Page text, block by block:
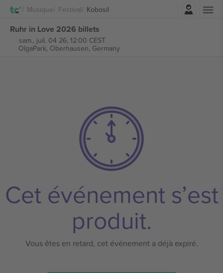
Musique Festival Kobosil
Ruhr in Love 2026 billets
sam., juil. 04 26, 12:00 CEST
OlgaPark, Oberhausen, Germany
Cet événement s’est
produit.
Vous êtes en retard, cet événement a déjà expiré.